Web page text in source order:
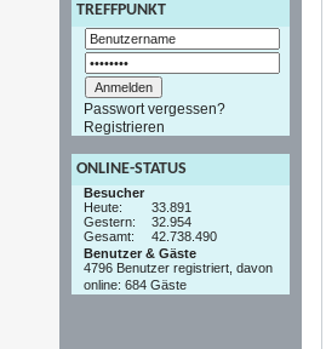
TREFFPUNKT
Passwort vergessen?
Registrieren
ONLINE-STATUS
Besucher
Heute:
33.891
Gestern:
32.954
Gesamt:
42.738.490
Benutzer & Gäste
4796 Benutzer registriert, davon
online: 684 Gäste